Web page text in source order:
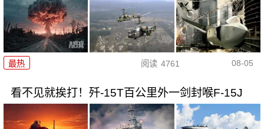
最热 阅读 4761 08-05
看不见就挨打！歼-15T百公里外一剑封喉F-15J